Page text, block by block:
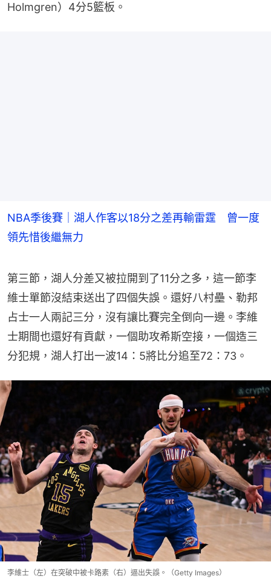
Holmgren）4分5籃板。
NBA季後賽｜湖人作客以18分之差再輸雷霆 曾一度
領先惜後繼無力
第三節，湖人分差又被拉開到了11分之多，這一節李
維士單節沒結束送出了四個失誤。還好八村壘、勒邦
占士一人兩記三分，沒有讓比賽完全倒向一邊。李維
士期間也還好有貢獻，一個助攻希斯空接，一個造三
分犯規，湖人打出一波14：5將比分追至72：73。
李維士（左）在突破中被卡路素（右）逼出失誤。（Getty Images）